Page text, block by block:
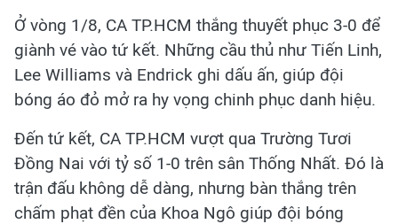
Ở vòng 1/8, CA TP.HCM thắng thuyết phục 3-0 để
giành vé vào tứ kết. Những cầu thủ như Tiến Linh,
Lee Williams và Endrick ghi dấu ấn, giúp đội
bóng áo đỏ mở ra hy vọng chinh phục danh hiệu.
Đến tứ kết, CA TP.HCM vượt qua Trường Tươi
Đồng Nai với tỷ số 1-0 trên sân Thống Nhất. Đó là
trận đấu không dễ dàng, nhưng bàn thắng trên
chấm phạt đền của Khoa Ngô giúp đội bóng